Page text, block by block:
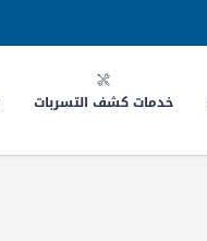
خدمات كشف التسربات